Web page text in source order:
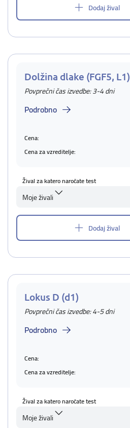
Dodaj žival
Dolžina dlake (FGF5, L1)
Povprečni čas izvedbe: 3-4 dni
Podrobno
Cena:
Cena za vzreditelje:
Žival za katero naročate test
Moje živali
Dodaj žival
Lokus D (d1)
Povprečni čas izvedbe: 4-5 dni
Podrobno
Cena:
Cena za vzreditelje:
Žival za katero naročate test
Moje živali